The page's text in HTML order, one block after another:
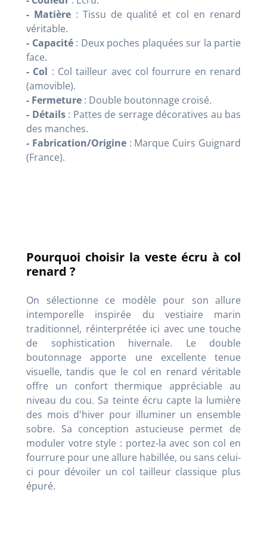
- Matière: Tissu de qualité et col en renard
véritable.
- Capacité: Deux poches plaquées sur la partie
face.
- Col : Col tailleur avec col fourrure en renard
(amovible).
- Fermeture : Double boutonnage croisé.
- Détails: Pattes de serrage décoratives au bas
des manches.
- Fabrication/Origine: Marque Cuirs Guignard
(France).
Pourquoi choisir la veste écru à col
renard ?
On sélectionne ce modèle pour son allure
intemporelle inspirée du vestiaire marin
traditionnel, réinterprétée ici avec une touche
de sophistication hivernale. Le double
boutonnage apporte une excellente tenue
visuelle, tandis que le col en renard véritable
offre un confort thermique appréciable au
niveau du cou. Sa teinte écru capte la lumière
des mois d'hiver pour illuminer un ensemble
sobre. Sa conception astucieuse permet de
moduler votre style : portez-la avec son col en
fourrure pour une allure habillée, ou sans celui-
ci pour dévoiler un col tailleur classique plus
épuré.